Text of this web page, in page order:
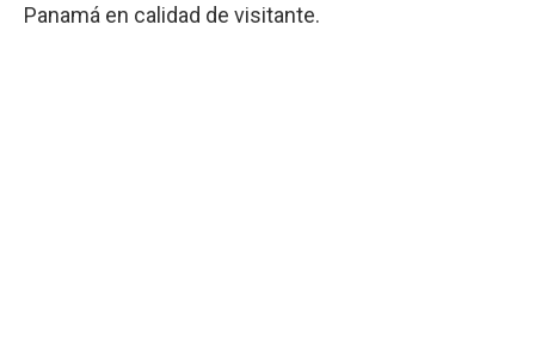
Panamá en calidad de visitante.